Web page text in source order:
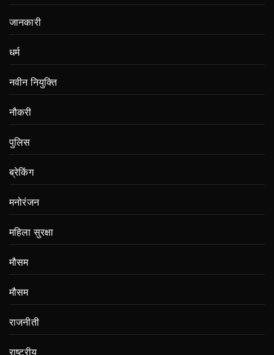
जानकारी
धर्म
नवीन नियुक्ति
नौकरी
पुलिस
ब्रेकिंग
मनोरंजन
महिला सुरक्षा
मौसम
मौसम
राजनीती
राष्ट्रीय